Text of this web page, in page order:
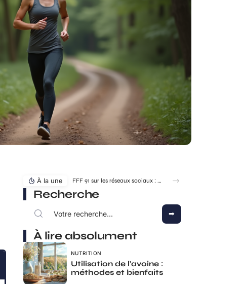
À la une FFF 91 sur les réseaux sociaux : où suivre l’actualité du district ?
Recherche
À lire absolument
NUTRITION
Utilisation de l’avoine :
méthodes et bienfaits